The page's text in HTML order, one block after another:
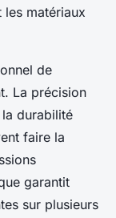
les matériaux
de
La précision
durabilité
faire la
garantit
sur plusieurs